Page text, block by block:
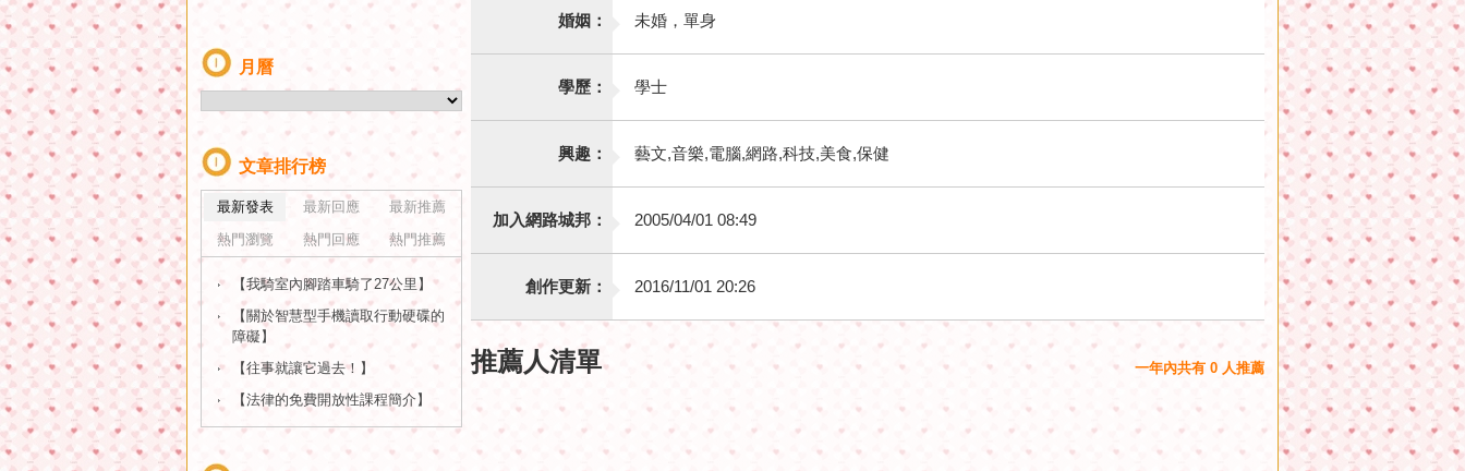
婚姻： 未婚，單身
學歷： 學士
興趣： 藝文,音樂,電腦,網路,科技,美食,保健
加入網路城邦： 2005/04/01 08:49
創作更新： 2016/11/01 20:26
推薦人清單 一年內共有 0 人推薦
月曆
文章排行榜
最新發表 最新回應
最新推薦
熱門瀏覽
熱門回應 熱門推薦
【我騎室內腳踏車騎了27公里】
【關於智慧型手機讀取行動硬碟的
障礙】
【往事就讓它過去！】
【法律的免費開放性課程簡介】